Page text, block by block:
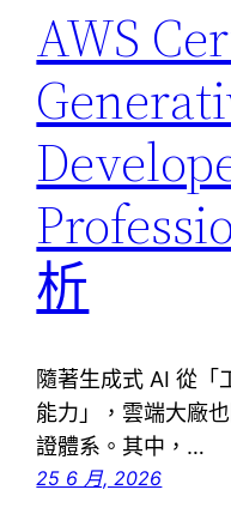
AWS
析
隨著生成式 AI 從「
能力」，雲端大廠
證體系。其中，…
25 6 月, 2026